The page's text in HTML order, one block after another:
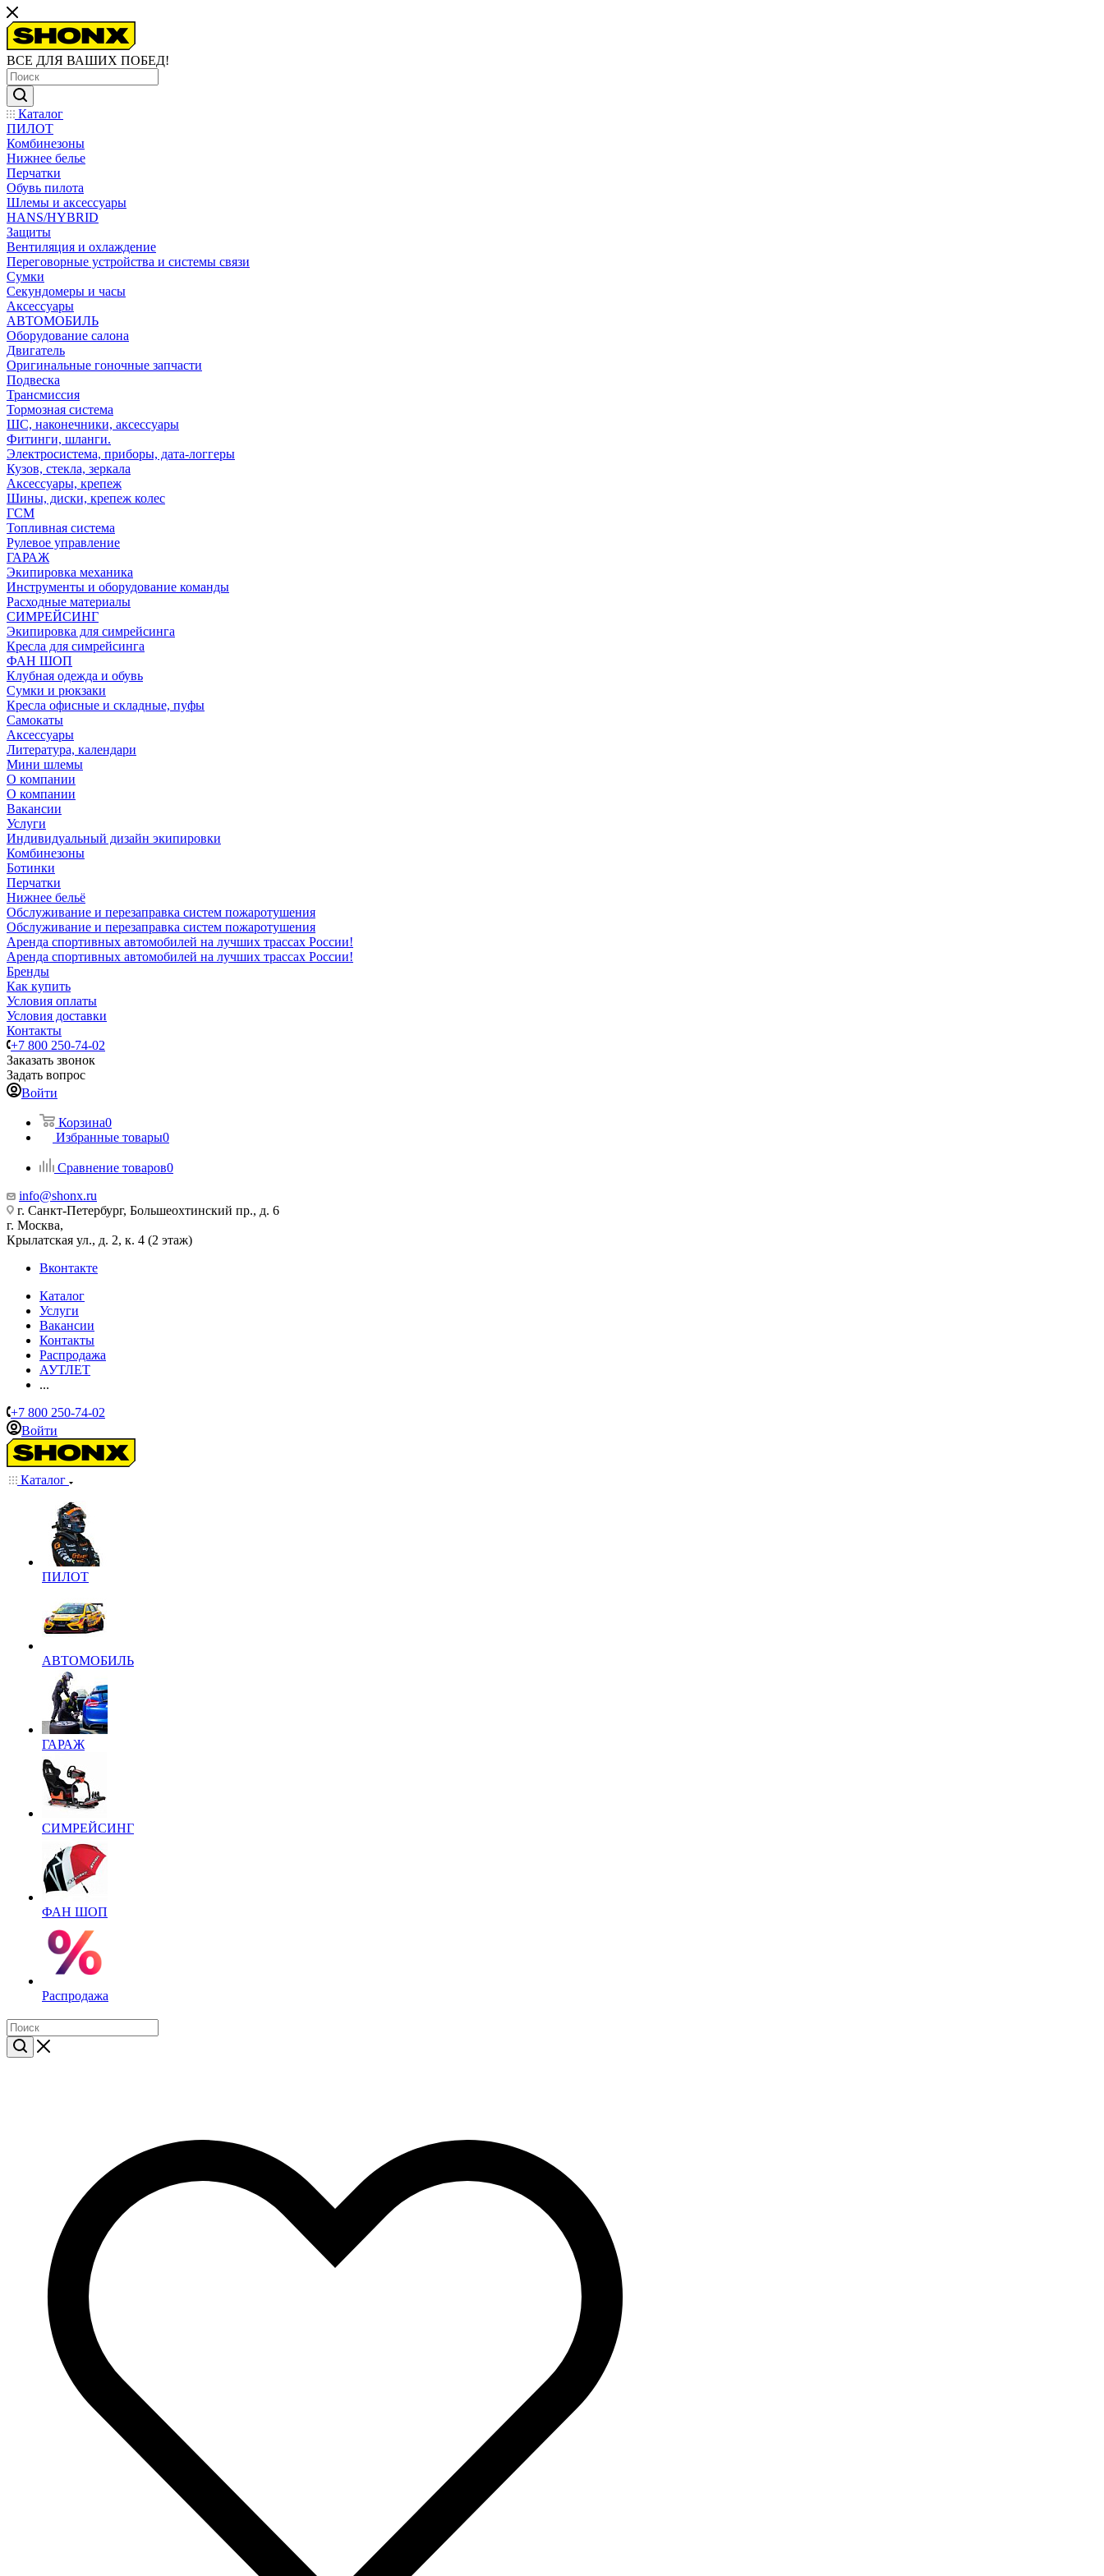
ВСЕ ДЛЯ ВАШИХ ПОБЕД!
Каталог
ПИЛОТ
Комбинезоны
Нижнее белье
Перчатки
Обувь пилота
Шлемы и аксессуары
HANS/HYBRID
Защиты
Вентиляция и охлаждение
Переговорные устройства и системы связи
Сумки
Секундомеры и часы
Аксессуары
АВТОМОБИЛЬ
Оборудование салона
Двигатель
Оригинальные гоночные запчасти
Подвеска
Трансмиссия
Тормозная система
ШС, наконечники, аксессуары
Фитинги, шланги.
Электросистема, приборы, дата-логгеры
Кузов, стекла, зеркала
Аксессуары, крепеж
Шины, диски, крепеж колес
ГСМ
Топливная система
Рулевое управление
ГАРАЖ
Экипировка механика
Инструменты и оборудование команды
Расходные материалы
СИМРЕЙСИНГ
Экипировка для симрейсинга
Кресла для симрейсинга
ФАН ШОП
Клубная одежда и обувь
Сумки и рюкзаки
Кресла офисные и складные, пуфы
Самокаты
Аксессуары
Литература, календари
Мини шлемы
О компании
О компании
Вакансии
Услуги
Индивидуальный дизайн экипировки
Комбинезоны
Ботинки
Перчатки
Нижнее бельё
Обслуживание и перезаправка систем пожаротушения
Обслуживание и перезаправка систем пожаротушения
Аренда спортивных автомобилей на лучших трассах России!
Аренда спортивных автомобилей на лучших трассах России!
Бренды
Как купить
Условия оплаты
Условия доставки
Контакты
+7 800 250-74-02
Заказать звонок
Задать вопрос
Войти
Корзина0
Избранные товары0
Сравнение товаров0
info@shonx.ru
г. Санкт-Петербург, Большеохтинский пр., д. 6
г. Москва,
Крылатская ул., д. 2, к. 4 (2 этаж)
Вконтакте
Каталог
Услуги
Вакансии
Контакты
Распродажа
АУТЛЕТ
...
+7 800 250-74-02
Войти
Каталог
ПИЛОТ
АВТОМОБИЛЬ
ГАРАЖ
СИМРЕЙСИНГ
ФАН ШОП
Распродажа